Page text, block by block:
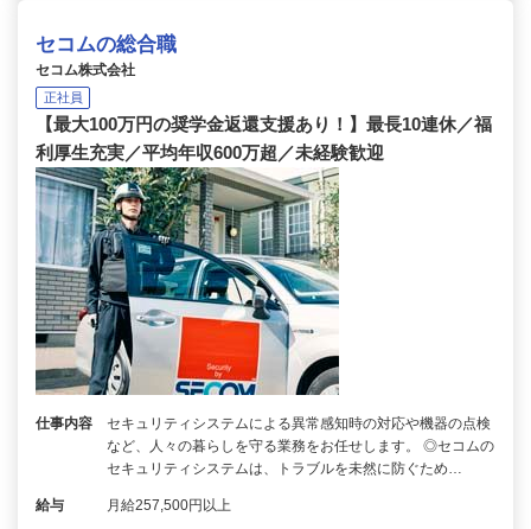
セコムの総合職
セコム株式会社
正社員
【最大100万円の奨学金返還支援あり！】最長10連休／福
利厚生充実／平均年収600万超／未経験歓迎
仕事内容
セキュリティシステムによる異常感知時の対応や機器の点検
など、人々の暮らしを守る業務をお任せします。 ◎セコムの
セキュリティシステムは、トラブルを未然に防ぐため…
給与 月給257,500円以上